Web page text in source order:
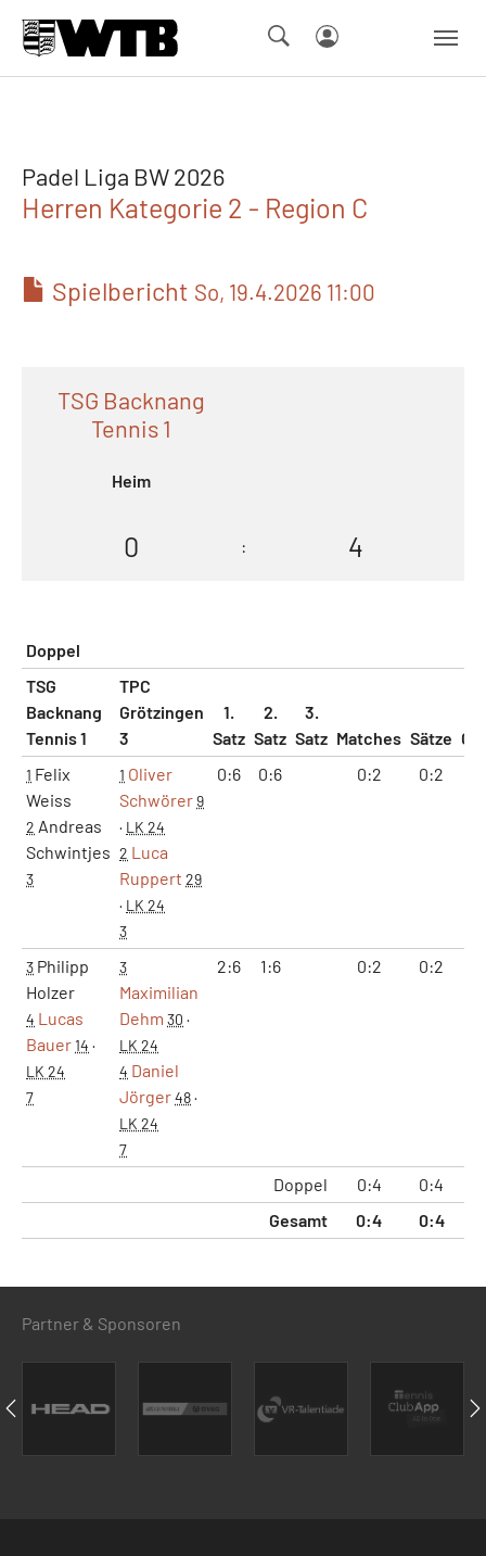
Padel Liga BW 2026
Herren Kategorie 2 - Region C
Spielbericht So, 19.4.2026 11:00
TSG Backnang
Tennis 1
Heim
0 : 4
Doppel
TSG
Backnang
Tennis 1
TPC
Grötzingen
3
1.
Satz
2.
Satz
3.
Satz Matches Sätze
1 Felix
Weiss
2 Andreas
Schwintjes
3
1 Oliver
Schwörer9
· LK 24
2 Luca
Ruppert 29
· LK 24
3
0:6 0:6 0:2 0:2
3 Philipp
Holzer
4 Lucas
Bauer14 ·
LK 24
7
3
Maximilian
Dehm 30 ·
LK 24
4 Daniel
Jörger48·
LK 24
7
2:6 1:6 0:2 0:2
Doppel 0:4 0:4
Gesamt
0:4 0:4
Partner & Sponsoren